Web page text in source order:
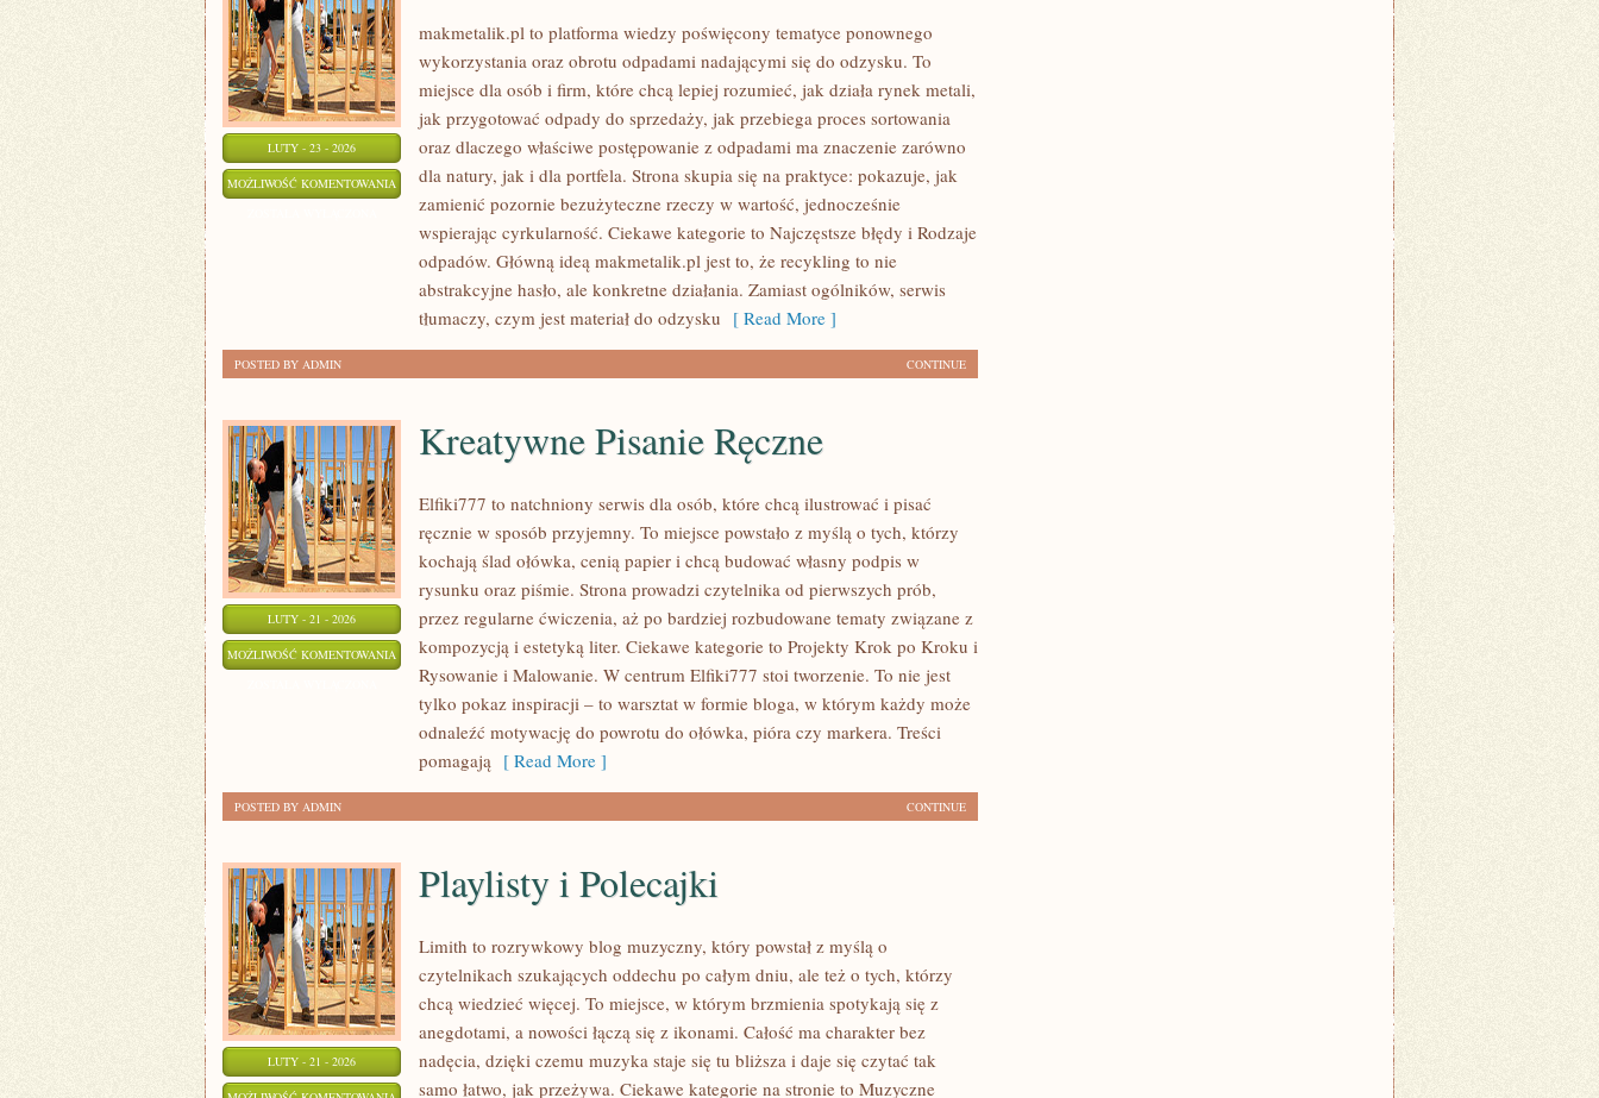
LUTY - 23 - 2026
MOŻLIWOŚĆ KOMENTOWANIA MAKMETALIK
makmetalik.pl to platforma wiedzy poświęcony tematyce ponownego
wykorzystania oraz obrotu odpadami nadającymi się do odzysku. To
miejsce dla osób i firm, które chcą lepiej rozumieć, jak działa rynek metali,
jak przygotować odpady do sprzedaży, jak przebiega proces sortowania
oraz dlaczego właściwe postępowanie z odpadami ma znaczenie zarówno
dla natury, jak i dla portfela. Strona skupia się na praktyce: pokazuje, jak
zamienić pozornie bezużyteczne rzeczy w wartość, jednocześnie
wspierając cyrkularność. Ciekawe kategorie to Najczęstsze błędy i Rodzaje
odpadów. Główną ideą makmetalik.pl jest to, że recykling to nie
abstrakcyjne hasło, ale konkretne działania. Zamiast ogólników, serwis
tłumaczy, czym jest materiał do odzysku [ Read More ]
CONTINUE
POSTED BY ADMIN
LUTY - 21 - 2026
MOŻLIWOŚĆ KOMENTOWANIA KREATYWNE
PISANIE
RĘCZNE
Kreatywne Pisanie Ręczne
Elfiki777 to natchniony serwis dla osób, które chcą ilustrować i pisać
ręcznie w sposób przyjemny. To miejsce powstało z myślą o tych, którzy
kochają ślad ołówka, cenią papier i chcą budować własny podpis w
rysunku oraz piśmie. Strona prowadzi czytelnika od pierwszych prób,
przez regularne ćwiczenia, aż po bardziej rozbudowane tematy związane z
kompozycją i estetyką liter. Ciekawe kategorie to Projekty Krok po Kroku i
Rysowanie i Malowanie. W centrum Elfiki777 stoi tworzenie. To nie jest
tylko pokaz inspiracji – to warsztat w formie bloga, w którym każdy może
odnaleźć motywację do powrotu do ołówka, pióra czy markera. Treści
pomagają [ Read More ]
CONTINUE
POSTED BY ADMIN
LUTY - 21 - 2026
Playlisty i Polecajki
Limith to rozrywkowy blog muzyczny, który powstał z myślą o
czytelnikach szukających oddechu po całym dniu, ale też o tych, którzy
chcą wiedzieć więcej. To miejsce, w którym brzmienia spotykają się z
anegdotami, a nowości łączą się z ikonami. Całość ma charakter bez
nadęcia, dzięki czemu muzyka staje się tu bliższa i daje się czytać tak
samo łatwo, jak przeżywa. Ciekawe kategorie na stronie to Muzyczne